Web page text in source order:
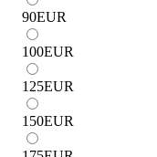
90EUR
100EUR
125EUR
150EUR